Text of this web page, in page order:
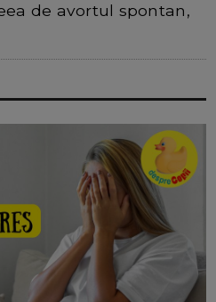
de avortul spontan,